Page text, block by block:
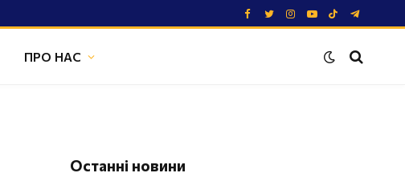
Facebook
TwitterInstagram
YouTube
TikTokTelegram
ПРО НАС
Останні новини